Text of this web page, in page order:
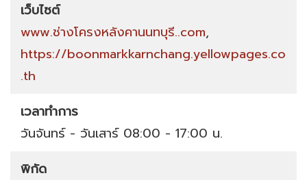
เว็บไซต์
www.ช่างโครงหลังคานนทบุรี..com,
https://boonmarkkarnchang.yellowpages.co
.th
เวลาทำการ
วันจันทร์ - วันเสาร์ 08:00 - 17:00 น.
พิกัด